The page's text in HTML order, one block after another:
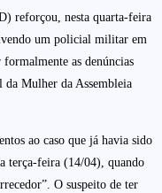
reforçou, nesta quarta-feira
um policial militar em
as denúncias
da Mulher da Assembleia
ao caso que já havia sido
terça-feira (14/04), quando
O suspeito de ter